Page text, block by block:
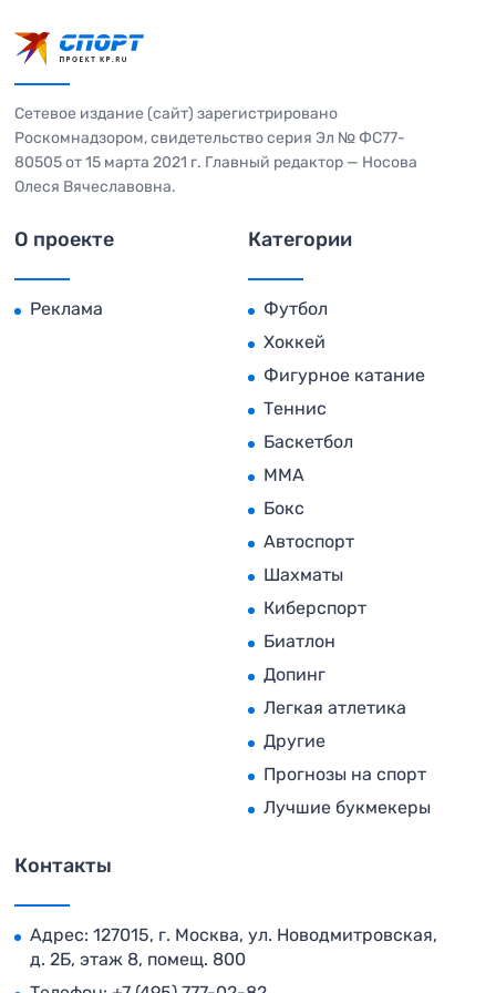
Сетевое издание (сайт) зарегистрировано
Роскомнадзором, свидетельство серия Эл № ФС77-
80505 от 15 марта 2021 г. Главный редактор — Носова
Олеся Вячеславовна.
О проекте
Реклама
Категории
Футбол
Хоккей
Фигурное катание
Теннис
Баскетбол
MMA
Бокс
Автоспорт
Шахматы
Киберспорт
Биатлон
Допинг
Легкая атлетика
Другие
Прогнозы на спорт
Лучшие букмекеры
Контакты
Адрес: 127015, г. Москва, ул. Новодмитровская,
д. 2Б, этаж 8, помещ. 800